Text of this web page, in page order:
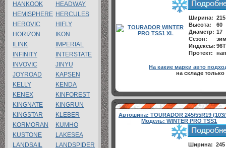
Ширина: 215
Высота:
60
Диаметр: 17
Сезон:
Индексы: 96T
Протект:
На какие марки авто
на складе только
Автошина: TOURADOR 245/55R19
Модель:WINTER PRO TSS1
Ширина: 245
HANKOOK
HEADWAY
HEMISPHERE HERCULES
HEROVIC
HIFLY
HORIZON
IKON
ILINK
IMPERIAL
INFINITY
INTERSTATE
INVOVIC
JINYU
JOYROAD
KAPSEN
KELLY
KENDA
KENEX
KINFOREST
KINGNATE
KINGRUN
KINGSTAR
KLEBER
KORMORAN
KUMHO
KUSTONE
LAKESEA
LANDSAIL
LANDSPIDER